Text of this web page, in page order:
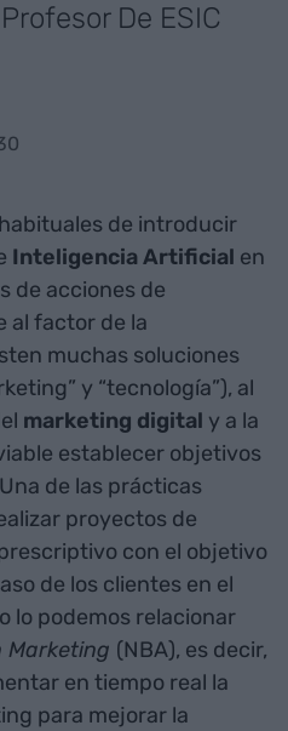
De ESIC
de introducir
Inteligencia Artificial en
de acciones de
al factor de la
muchas soluciones
y “tecnología”), al
marketing digital y a la
establecer objetivos
de las prácticas
proyectos de
con el objetivo
de los clientes en el
lo podemos relacionar
Marketing (NBA), es decir,
en tiempo real la
para mejorar la